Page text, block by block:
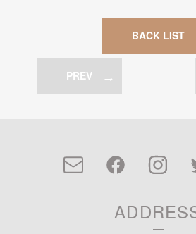
BACK LIST
PREV